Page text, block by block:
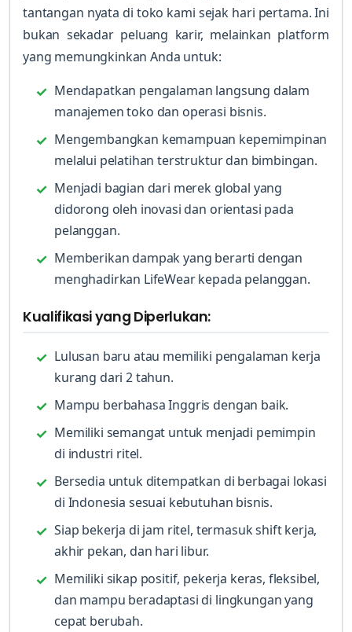
tantangan nyata di toko kami sejak hari pertama. Ini
bukan sekadar peluang karir, melainkan platform
yang memungkinkan Anda untuk:
Mendapatkan pengalaman langsung dalam
manajemen toko dan operasi bisnis.
Mengembangkan kemampuan kepemimpinan
melalui pelatihan terstruktur dan bimbingan.
Menjadi bagian dari merek global yang
didorong oleh inovasi dan orientasi pada
pelanggan.
Memberikan dampak yang berarti dengan
menghadirkan LifeWear kepada pelanggan.
Kualifikasi yang Diperlukan:
Lulusan baru atau memiliki pengalaman kerja
kurang dari 2 tahun.
Mampu berbahasa Inggris dengan baik.
Memiliki semangat untuk menjadi pemimpin
di industri ritel.
Bersedia untuk ditempatkan di berbagai lokasi
di Indonesia sesuai kebutuhan bisnis.
Siap bekerja di jam ritel, termasuk shift kerja,
akhir pekan, dan hari libur.
Memiliki sikap positif, pekerja keras, fleksibel,
dan mampu beradaptasi di lingkungan yang
cepat berubah.